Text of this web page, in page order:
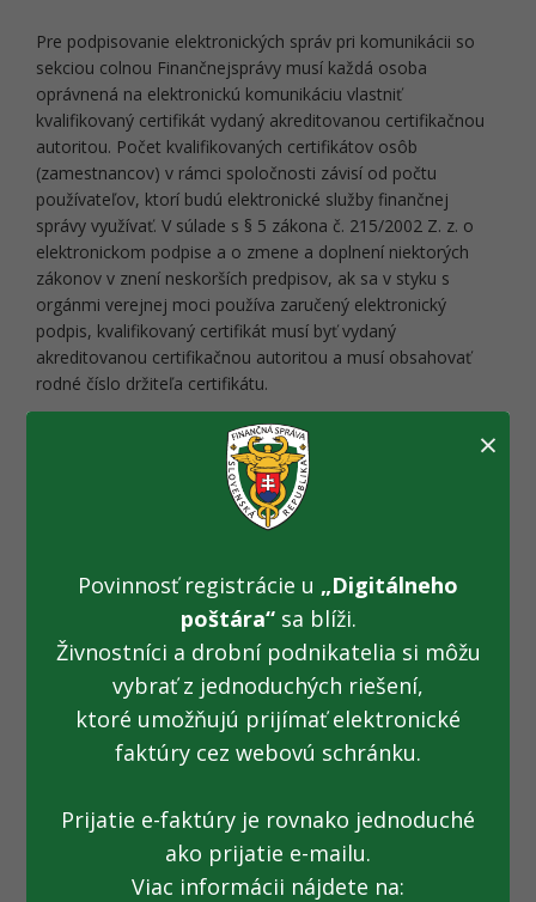
Pre podpisovanie elektronických správ pri komunikácii so
sekciou colnou Finančnejsprávy musí každá osoba
oprávnená na elektronickú komunikáciu vlastniť
kvalifikovaný certifikát vydaný akreditovanou certifikačnou
autoritou. Počet kvalifikovaných certifikátov osôb
(zamestnancov) v rámci spoločnosti závisí od počtu
používateľov, ktorí budú elektronické služby finančnej
správy využívať. V súlade s § 5 zákona č. 215/2002 Z. z. o
elektronickom podpise a o zmene a doplnení niektorých
zákonov v znení neskorších predpisov, ak sa v styku s
orgánmi verejnej moci používa zaručený elektronický
podpis, kvalifikovaný certifikát musí byť vydaný
akreditovanou certifikačnou autoritou a musí obsahovať
rodné číslo držiteľa certifikátu.
Zoznam akreditovaných certifikačných autorít je zverejnený
Národného bezpečnostného úradu a je
[nové okno].
Postup pri uzatváraní “Dohody o
používaní kvalifikovaného
elektronického podpisu alebo
kvalifikovanej elektronickej
pečate alebo iného uznaného
využívaní vybraných
elektronických služieb v rámci
×
Povinnosť registrácie u „Digitálneho
poštára“sa blíži.
Živnostníci a drobní podnikatelia si môžu
vybrať z jednoduchých riešení,
ktoré umožňujú prijímať elektronické
faktúry cez webovú schránku.
Prijatie e-faktúry je rovnako jednoduché
ako prijatie e-mailu.
Viac informácii nájdete na: